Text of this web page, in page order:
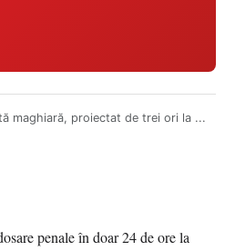
maghiară, proiectat de trei ori la ...